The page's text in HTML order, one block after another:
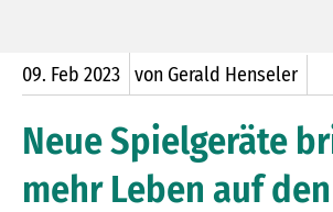
09. Feb 2023 von Gerald Henseler
Neue Spielgeräte
mehr Leben auf den